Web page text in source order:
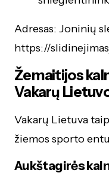
Adresas: Joninių
https://
Žemaitijos
Vakarų
Vakarų Lietuva
žiemos sporto
Aukštagirės